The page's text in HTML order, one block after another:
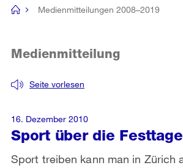
Navigation
[no
Medienmitteilungen 2008–2019
Sport über die Festtage
Seite vorlesen
Medienmitteilung
Sport treiben kann man in Zürich
16. Dezember 2010